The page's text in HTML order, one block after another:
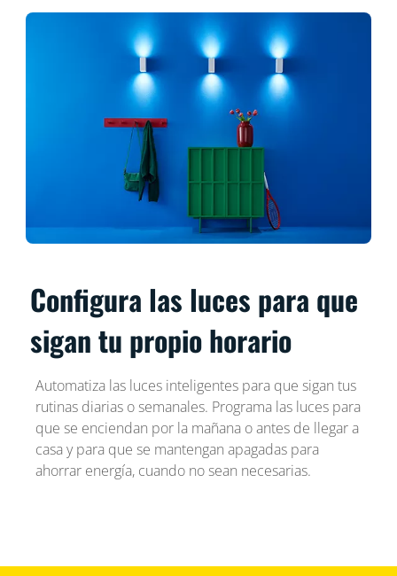
Configura las luces para que
sigan tu propio horario
Automatiza las luces inteligentes para que sigan tus
rutinas diarias o semanales. Programa las luces para
que se enciendan por la mañana o antes de llegar a
casa y para que se mantengan apagadas para
ahorrar energía, cuando no sean necesarias.